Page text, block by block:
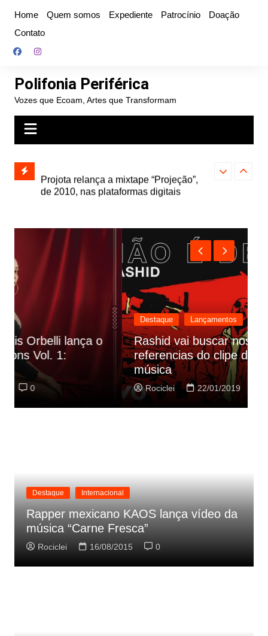
conteúdo
Home Quem somos Expediente Patrocínio
Doação
Contato
Polifonia Periférica
Vozes que Ecoam, Artes que Transformam
e abre
autoral,
de 2010, nas plataformas digitais
Farofa
Destaque Lançamentos
Rashid vai buscar nos HQs as
referencias do clipe de sua nova
música
Rociclei 22/01/2019 0
Destaque Internacional
Rapper mexicano KAOS lança vídeo da
música “Carne Fresca”
Rociclei 16/08/2015 0